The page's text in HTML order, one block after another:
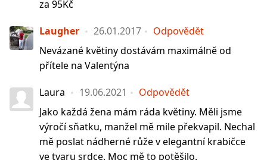
za 95Kč
Laugher 26.01.2017
Odpovědět
Nevázané květiny dostávám maximálně od
přítele na Valentýna
Laura 19.06.2021
Odpovědět
Jako každá žena mám ráda květiny. Měli jsme
výročí sňatku, manžel mě mile překvapil. Nechal
mě poslat nádherné růže v elegantní krabičce
ve tvaru srdce. Moc mě to potěšilo.